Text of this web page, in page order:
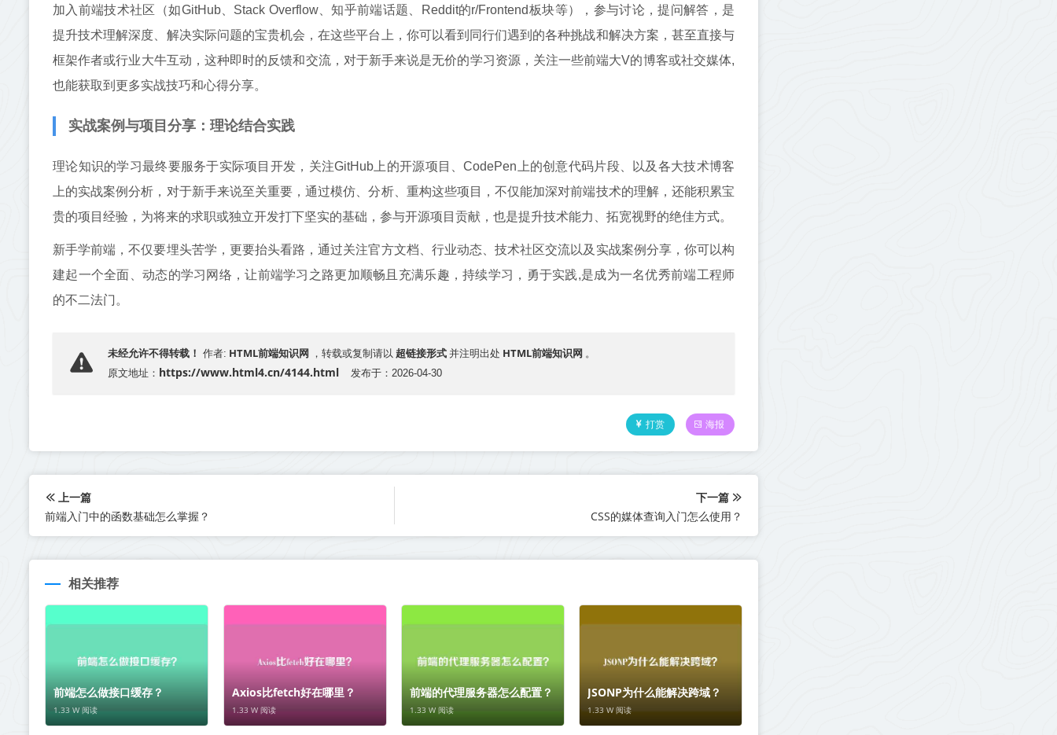
加入前端技术社区（如GitHub、Stack Overflow、知乎前端话题、Reddit的r/Frontend板块等），参与讨论，提问解答，是
提升技术理解深度、解决实际问题的宝贵机会，在这些平台上，你可以看到同行们遇到的各种挑战和解决方案，甚至直接与
框架作者或行业大牛互动，这种即时的反馈和交流，对于新手来说是无价的学习资源，关注一些前端大V的博客或社交媒体,
也能获取到更多实战技巧和心得分享。
实战案例与项目分享：理论结合实践
理论知识的学习最终要服务于实际项目开发，关注GitHub上的开源项目、CodePen上的创意代码片段、以及各大技术博客
上的实战案例分析，对于新手来说至关重要，通过模仿、分析、重构这些项目，不仅能加深对前端技术的理解，还能积累宝
贵的项目经验，为将来的求职或独立开发打下坚实的基础，参与开源项目贡献，也是提升技术能力、拓宽视野的绝佳方式。
新手学前端，不仅要埋头苦学，更要抬头看路，通过关注官方文档、行业动态、技术社区交流以及实战案例分享，你可以构
建起一个全面、动态的学习网络，让前端学习之路更加顺畅且充满乐趣，持续学习，勇于实践,是成为一名优秀前端工程师
的不二法门。
未经允许不得转载！ 作者: HTML前端知识网 ，转载或复制请以 超链接形式 并注明出处 HTML前端知识网 。
原文地址： https://www.html4.cn/4144.html 发布于：2026-04-30
打赏 海报
上一篇
前端入门中的函数基础怎么掌握？
下一篇
CSS的媒体查询入门怎么使用？
相关推荐
前端怎么做接口缓存？
1.33 W 阅读
Axios比fetch好在哪里？
1.33 W 阅读
前端的代理服务器怎么配置？
1.33 W 阅读
JSONP为什么能解决跨域？
1.33 W 阅读